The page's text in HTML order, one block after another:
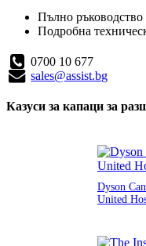
Пълно ръководство
Подробна
0700 10 677
sales@assist.bg
Казуси за капаци за
Dyson
United